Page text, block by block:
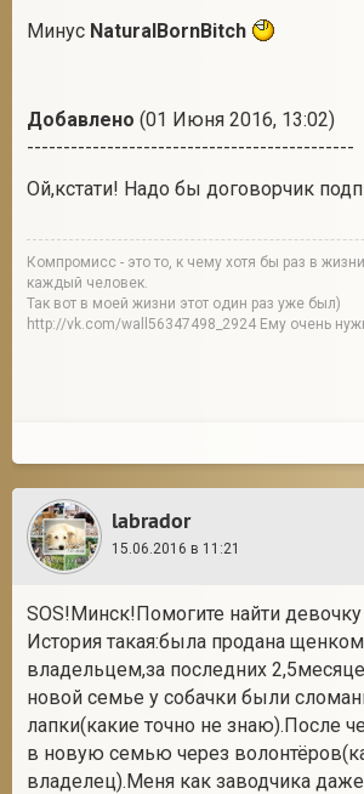
Минус NaturalBornBitch
Добавлено (01 Июня 2016, 13:02)
---------------------------------------------
Ой,кстати! Надо бы договорчик
Компромисс - это то, к чему хотя бы раз в
каждый человек.
Так вот в моей жизни этот один раз уже был)
http://vk.com/wall56347498_2924 Ему очень
labrador
15.06.2016 в 11:21
SOS!Минск!Помогите найти
История такая:была продана
владельцем,за последних
новой семье у собачки были
лапки(какие точно не знаю).После
в новую семью через
владелец).Меня как заводчика